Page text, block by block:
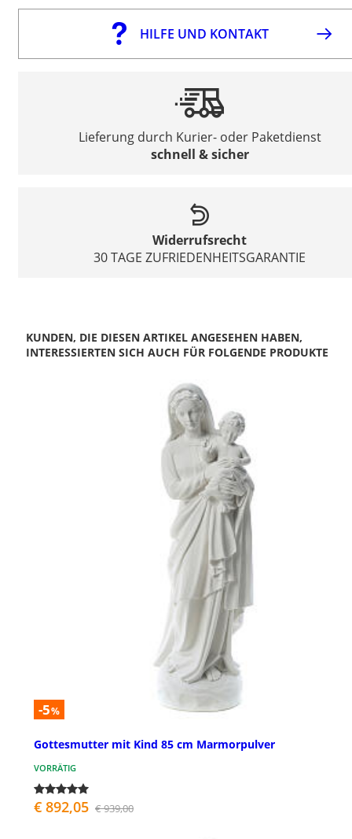
HILFE UND KONTAKT
Lieferung durch Kurier- oder Paketdienst
schnell & sicher
Widerrufsrecht
30 TAGE ZUFRIEDENHEITSGARANTIE
KUNDEN, DIE DIESEN ARTIKEL ANGESEHEN HABEN,
INTERESSIERTEN SICH AUCH FÜR FOLGENDE PRODUKTE
-5%
Gottesmutter mit Kind 85 cm Marmorpulver
VORRÄTIG
€ 892,05 € 939,00